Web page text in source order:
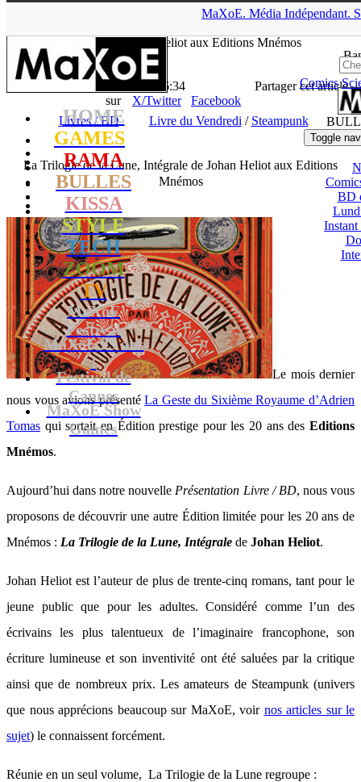
MaXoE. Média Indépendant.
HOME
GAMES
RAMA
BULLES
KISSA
STYLE
TECH
ZOOM
TV
MaXoE
Festival
MaXoE 25 ans
!
Festival de
Cannes
MaXoE Show
Games
Comics
Toggle
BD
Instant
Intégrale de Johan Heliot aux Editions Mnémos
- 10.02.16, 16:34
Partager cet article
sur
X/Twitter
Facebook
Livres / BD
Livre du Vendredi / Steampunk
La Trilogie de la Lune, Intégrale de Johan Heliot aux Editions
Mnémos
Le mois dernier
nous vous avions présentéLa Geste du Sixième Royaume d’Adrien
Tomas qui sortait en Édition prestige pour les 20 ans des Editions
Mnémos.
Aujourd’hui dans notre nouvelle Présentation Livre / BD, nous vous
proposons de découvrir une autre Édition limitée pour les 20 ans de
Mnémos : La Trilogie de la Lune, Intégrale de Johan Heliot.
Johan Heliot est l’auteur de plus de trente-cinq romans, tant pour le
jeune public que pour les adultes. Considéré comme l’un des
écrivains les plus talentueux de l’imaginaire francophone, son
écriture lumineuse et son inventivité ont été saluées par la critique
ainsi que de nombreux prix. Les amateurs de Steampunk (univers
que nous apprécions beaucoup sur MaXoE, voir nos articles sur le
sujet) le connaissent forcément.
Réunie en un seul volume, La Trilogie de la Lune regroupe :